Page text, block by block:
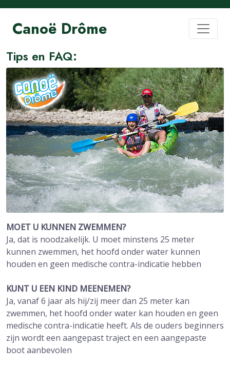
Canoë Drôme
Tips en FAQ:
MOET U KUNNEN ZWEMMEN?
Ja, dat is noodzakelijk. U moet minstens 25 meter
kunnen zwemmen, het hoofd onder water kunnen
houden en geen medische contra-indicatie hebben
KUNT U EEN KIND MEENEMEN?
Ja, vanaf 6 jaar als hij/zij meer dan 25 meter kan
zwemmen, het hoofd onder water kan houden en geen
medische contra-indicatie heeft. Als de ouders beginners
zijn wordt een aangepast traject en een aangepaste
boot aanbevolen